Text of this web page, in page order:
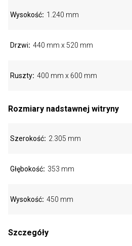
Wysokość 1.240 mm
Drzwi 440 mm x 520 mm
Ruszty 400 mm x 600 mm
Rozmiary nadstawnej witryny
Szerokość 2.305 mm
Głębokość 353 mm
Wysokość 450 mm
Szczegóły